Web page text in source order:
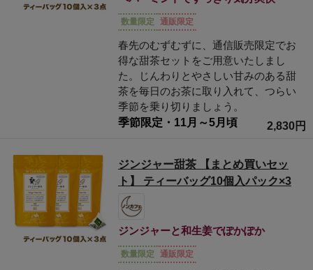
数量限定 通販限定
春先のむずむずに、通信販売限定でお
得な甜茶セットをご用意いたしまし
た。じんわりとやさしい甘みのある甜
茶を毎日のお茶に取り入れて、つらい
季節を乗り切りましょう。
季節限定・11月～5月頃
2,830円
ジンジャー甜茶 【まとめ買いセッ
ト】 ティーバッグ10個入パック×3
ジンジャーと和生姜でぽかぽか
数量限定 通販限定